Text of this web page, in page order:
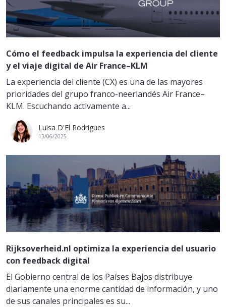
Cómo el feedback impulsa la experiencia del cliente
y el viaje digital de Air France–KLM
La experiencia del cliente (CX) es una de las mayores
prioridades del grupo franco-neerlandés Air France–
KLM. Escuchando activamente a...
Luisa D'El Rodrigues
13/06/2025
Rijksoverheid.nl optimiza la experiencia del usuario
con feedback digital
El Gobierno central de los Países Bajos distribuye
diariamente una enorme cantidad de información, y uno
de sus canales principales es su...